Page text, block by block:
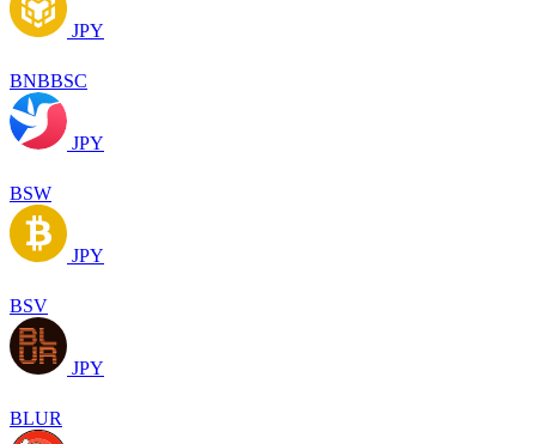
JPY
BNBBSC
JPY
BSW
JPY
BSV
JPY
BLUR